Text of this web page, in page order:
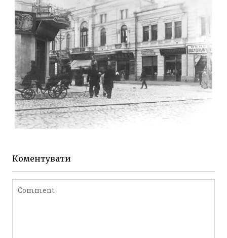
до 1917 року
Leave a comment
ЖИТОМИР МИХАЙЛІВСЬКА 1903 РОКУ
Коментувати